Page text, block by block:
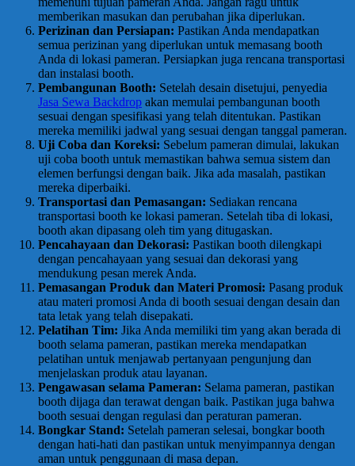
memberikan masukan dan perubahan jika diperlukan.
Perizinan dan Persiapan: Pastikan Anda mendapatkan
semua perizinan yang diperlukan untuk memasang booth
Anda di lokasi pameran. Persiapkan juga rencana transportasi
dan instalasi booth.
Pembangunan Booth: Setelah desain disetujui, penyedia
Jasa Sewa Backdrop akan memulai pembangunan booth
sesuai dengan spesifikasi yang telah ditentukan. Pastikan
mereka memiliki jadwal yang sesuai dengan tanggal pameran.
Uji Coba dan Koreksi: Sebelum pameran dimulai, lakukan
uji coba booth untuk memastikan bahwa semua sistem dan
elemen berfungsi dengan baik. Jika ada masalah, pastikan
mereka diperbaiki.
Transportasi dan Pemasangan: Sediakan rencana
transportasi booth ke lokasi pameran. Setelah tiba di lokasi,
booth akan dipasang oleh tim yang ditugaskan.
Pencahayaan dan Dekorasi: Pastikan booth dilengkapi
dengan pencahayaan yang sesuai dan dekorasi yang
mendukung pesan merek Anda.
Pemasangan Produk dan Materi Promosi: Pasang produk
atau materi promosi Anda di booth sesuai dengan desain dan
tata letak yang telah disepakati.
Pelatihan Tim: Jika Anda memiliki tim yang akan berada di
booth selama pameran, pastikan mereka mendapatkan
pelatihan untuk menjawab pertanyaan pengunjung dan
menjelaskan produk atau layanan.
Pengawasan selama Pameran: Selama pameran, pastikan
booth dijaga dan terawat dengan baik. Pastikan juga bahwa
booth sesuai dengan regulasi dan peraturan pameran.
Bongkar Stand: Setelah pameran selesai, bongkar booth
dengan hati-hati dan pastikan untuk menyimpannya dengan
aman untuk penggunaan di masa depan.